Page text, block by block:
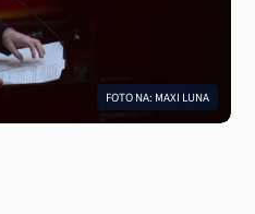
FOTO NA: MAXI LUNA